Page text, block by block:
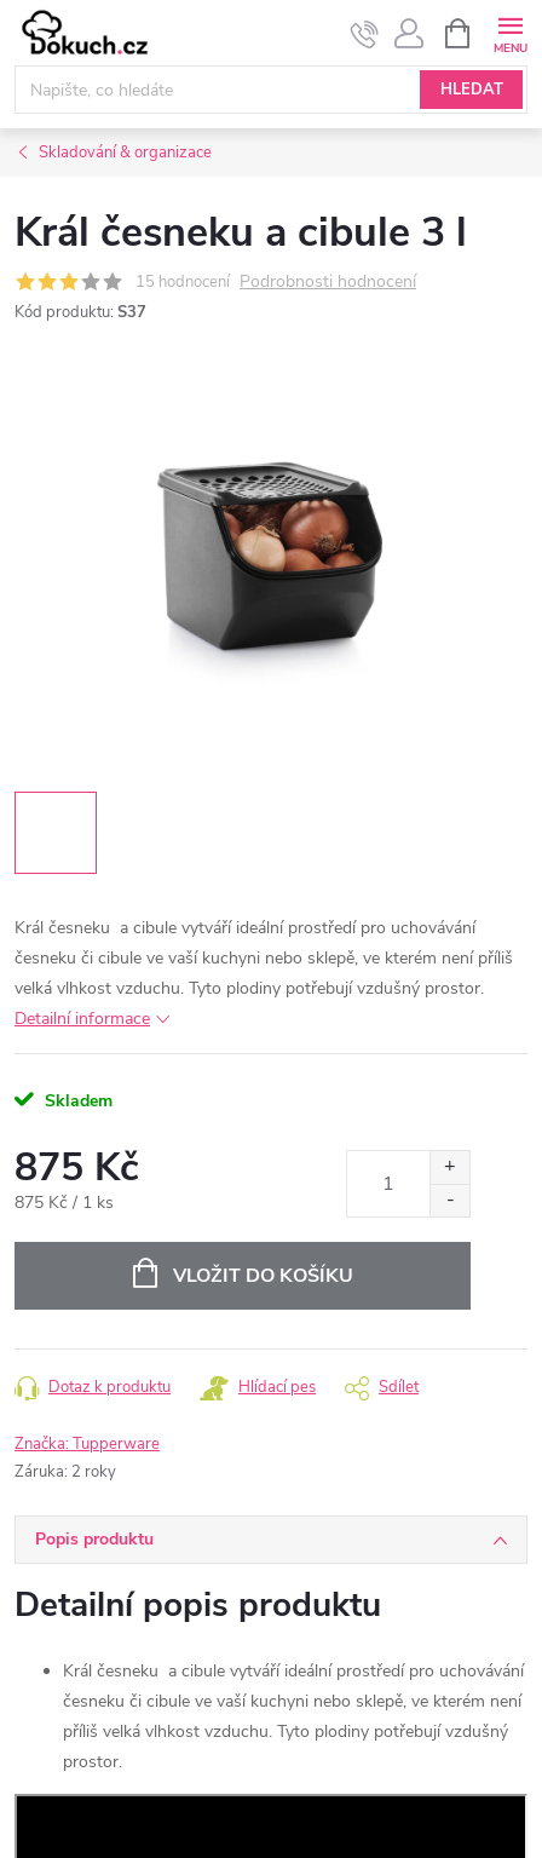
Přejít
obsah
HLEDAT
NÁKUPNÍ
KOŠÍK
Skladování & organizace
Král česneku a cibule 3 l
15 hodnocení Podrobnosti hodnocení
Kód produktu: S37
Král česneku a cibule vytváří ideální prostředí pro uchovávání
česneku či cibule ve vaší kuchyni nebo sklepě, ve kterém není příliš
velká vlhkost vzduchu. Tyto plodiny potřebují vzdušný prostor.
Detailní informace
Skladem
875 Kč
Měrná
875 Kč / 1 ks
VLOŽIT DO KOŠÍKU
Dotaz k produktu Hlídací pes Sdílet
Značka:Tupperware
Záruka: 2 roky
Popis produktu
Detailní popis produktu
Král česneku a cibule vytváří ideální prostředí pro uchovávání
česneku či cibule ve vaší kuchyni nebo sklepě, ve kterém není
příliš velká vlhkost vzduchu. Tyto plodiny potřebují vzdušný
prostor.